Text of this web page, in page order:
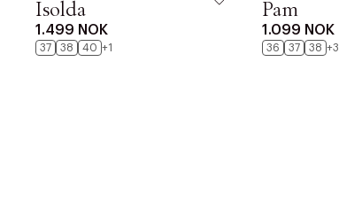
Isolda
1.499 NOK
37 38 40 +1
Pam
1.099 NOK
36 37 38 +3